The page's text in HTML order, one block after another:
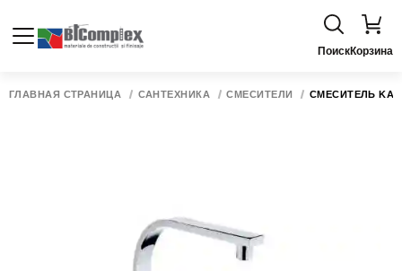
ПоискКорзина
ГЛАВНАЯ СТРАНИЦА САНТЕХНИКА СМЕСИТЕЛИ СМЕСИТЕЛЬ